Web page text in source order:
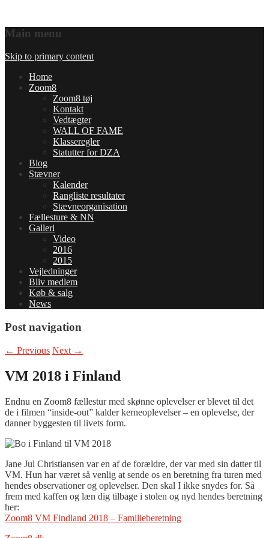
Main menu
Skip to primary content
Home
Zoom8
Zoom8 tøj
Kontakt
Vedtægter
WALL OF FAME
Klasseregler
Statutter for DZA
Blog
Stævner
Kalender
Rangliste resultater
Stævneorganisation
Fællesture & NN
Galleri
Video
2016
2015
Vejledninger
Bliv medlem
Køb & salg
News
Post navigation
← Previous Next →
VM 2018 i Finland
Endnu en Zoom8 fællestur med skønne oplevelser er blevet til det
de i filmen “inside-out” kalder kerneoplevelser – en oplevelse, der
danner byggesten til livets form.
Jane Jul Christiansen var en af de forældre, der var med sin datter til
VM. Hun har været så venlig at sende os en beretning fra turen med
hendes observationer og oplevelser. Den skal I ikke snydes for. Så
frem med kaffen og læn dig tilbage i stolen og nyd hendes beretning
her:
Zoom8 VM Findland 2018 – Familieberetning